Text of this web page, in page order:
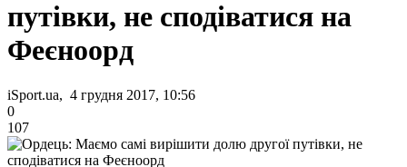
путівки, не сподіватися на
Феєноорд
iSport.ua, 4 грудня 2017, 10:56
0
107